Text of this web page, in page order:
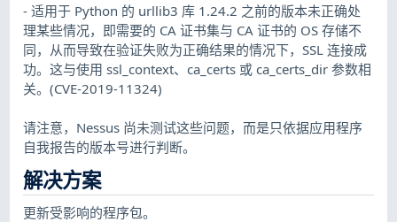
- 适用于 Python 的 urllib3 库 1.24.2 之前的版本未正确处
理某些情况，即需要的 CA 证书集与 CA 证书的 OS 存储不
同，从而导致在验证失败为正确结果的情况下，SSL 连接成
功。这与使用 ssl_context、ca_certs 或 ca_certs_dir 参数相
关。(CVE-2019-11324)
请注意，Nessus 尚未测试这些问题，而是只依据应用程序
自我报告的版本号进行判断。
解决方案
更新受影响的程序包。